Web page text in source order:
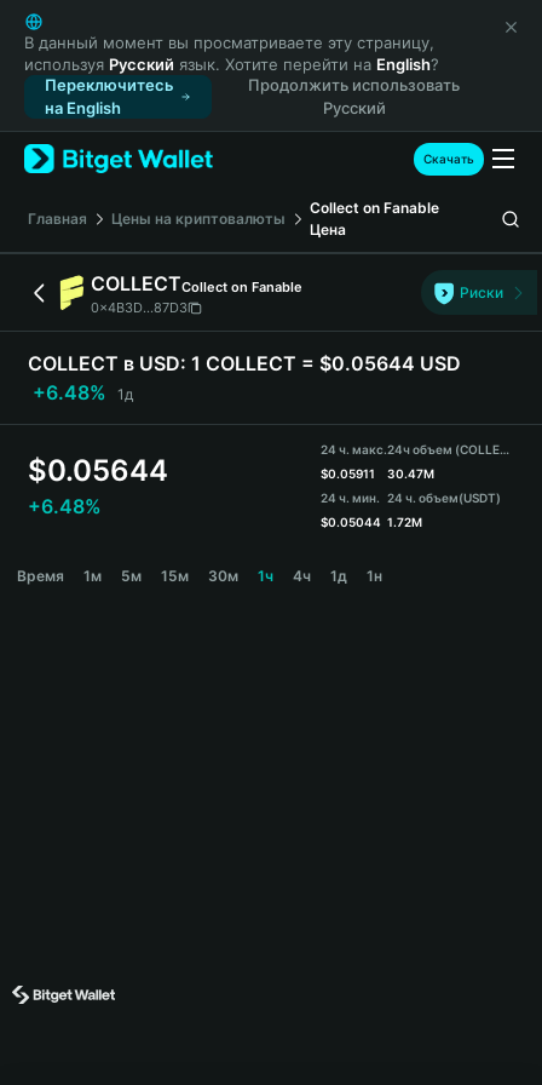
English
日本語
Tiếng Việt
Русский
Español (Latinoamérica)
Türkçe
Français
Deutsch
简体中文
繁體中文
Português (Portugal)
Bahasa Indonesia
ภาษาไทย
हिन्दी
Español
Português (Brasil)
В данный момент вы просматриваете эту страницу,
используя Русский язык. Хотите перейти на English?
Переключитесь
на English
Продолжить использовать
Русский
Скачать
Главная Цены на криптовалюты
Collect on Fanable
Цена
COLLECTCollect on Fanable
0x4B3D...87D3
Риски
COLLECT в USD: 1 COLLECT = $0.05644 USD
+6.48%
1д
$0.05644
+6.48%
24 ч. макс.
$0.05911
24 ч. мин.
$0.05044
24ч объем (COLLECT)
30.47M
24 ч. объем(USDT)
1.72M
Время 1м 5м 15м 30м 1ч 4ч 1д 1н